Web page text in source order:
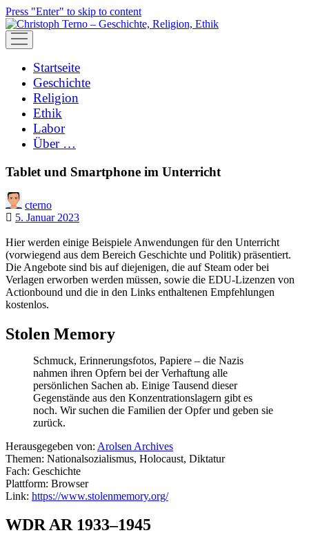
Press "Enter" to skip to content
open
menu
Startseite
Geschichte
Religion
Ethik
Labor
Über …
Tablet und Smartphone im Unterricht
cterno
5. Januar 2023
Hier werden einige Beispiele Anwendungen für den Unterricht
(vorwiegend aus dem Bereich Geschichte und Politik) präsentiert.
Die Angebote sind bis auf diejenigen, die auf Steam oder bei
Verlagen erworben werden müssen, sowie die EDU-Lizenzen von
Actionbound und die in den Links enthaltenen Empfehlungen
kostenlos.
Stolen Memory
Schmuck, Erinnerungsfotos, Papiere – die Nazis
nahmen ihren Opfern bei der Verhaftung alle
persönlichen Sachen ab. Einige Tausend dieser
Gegenstände aus den Konzentrationslagern gibt es
noch. Wir suchen die Familien der Opfer und geben sie
zurück.
Herausgegeben von: Arolsen Archives
Themen: Nationalsozialismus, Holocaust, Diktatur
Fach: Geschichte
Plattform: Browser
Link: https://www.stolenmemory.org/
WDR AR 1933–1945